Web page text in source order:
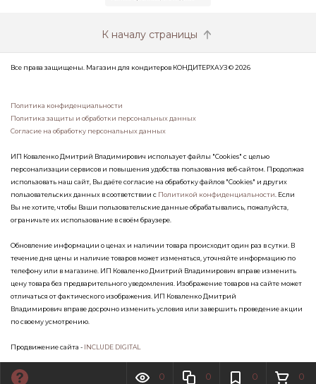
0 0 0 0
К началу страницы
Все права защищены. Магазин для кондитеров КОНДИТЕРХАУЗ © 2026
Политика конфиденциальности
Политика защиты и обработки персональных данных
Согласие на обработку персональных данных
ИП Коваленко Дмитрий Владимирович использует файлы "Cookies" с целью
персонализации сервисов и повышения удобства пользования веб-сайтом. Продолжая
использовать наш сайт, Вы даёте согласие на обработку файлов "Cookies" и других
пользовательских данных в соответствии с Политикой конфиденциальности . Если
Вы не хотите, чтобы Ваши пользовательские данные обрабатывались, пожалуйста,
ограничьте их использование в своём браузере.
Обновление информации о ценах и наличии товара происходит один раз в сутки. В
течение дня цены и наличие товаров может изменяться, уточняйте информацию по
телефону или в магазине. ИП Коваленко Дмитрий Владимирович вправе изменить
цену товара без предварительного уведомления. Изображение товаров на сайте может
отличаться от фактического изображения. ИП Коваленко Дмитрий
Владимирович вправе досрочно изменить условия или завершить проведение акции
по своему усмотрению.
Продвижение сайта - INCLUDE DIGITAL